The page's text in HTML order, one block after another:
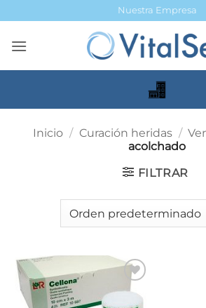
al
contenido
Nuestra Empresa
Inicio / Curación heridas /
acolchado
FILTRAR